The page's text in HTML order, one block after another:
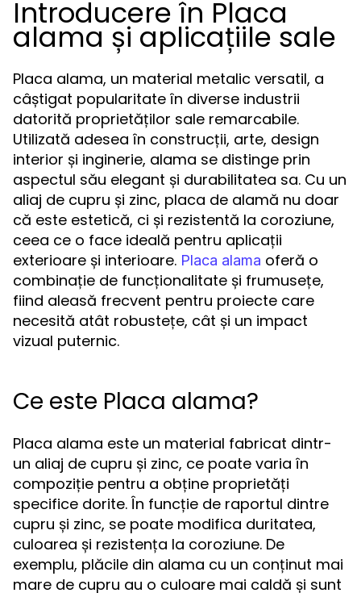
Introducere în Placa
alama și aplicațiile sale
Placa alama, un material metalic versatil, a
câștigat popularitate în diverse industrii
datorită proprietăților sale remarcabile.
Utilizată adesea în construcții, arte, design
interior și inginerie, alama se distinge prin
aspectul său elegant și durabilitatea sa. Cu un
aliaj de cupru și zinc, placa de alamă nu doar
că este estetică, ci și rezistentă la coroziune,
ceea ce o face ideală pentru aplicații
exterioare și interioare. Placa alama oferă o
combinație de funcționalitate și frumusețe,
fiind aleasă frecvent pentru proiecte care
necesită atât robustețe, cât și un impact
vizual puternic.
Ce este Placa alama?
Placa alama este un material fabricat dintr-
un aliaj de cupru și zinc, ce poate varia în
compoziție pentru a obține proprietăți
specifice dorite. În funcție de raportul dintre
cupru și zinc, se poate modifica duritatea,
culoarea și rezistența la coroziune. De
exemplu, plăcile din alama cu un conținut mai
mare de cupru au o culoare mai caldă și sunt